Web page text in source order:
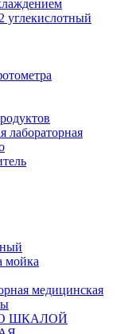
лабораторная
мойка
медицинская
ШКАЛОЙ